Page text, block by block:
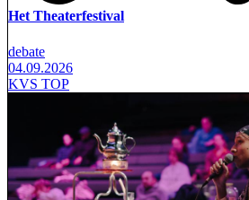
Het Theaterfestival
debate
04.09.2026
KVS TOP